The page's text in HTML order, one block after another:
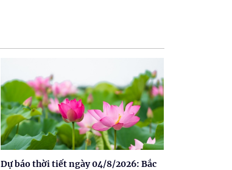
Dự báo thời tiết ngày 04/8/2026: Bắc